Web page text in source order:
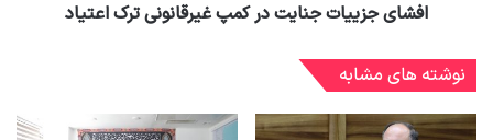
افشای جزییات جنایت در کمپ‌ غیرقانونی ترک ‌اعتیاد
نوشته های مشابه